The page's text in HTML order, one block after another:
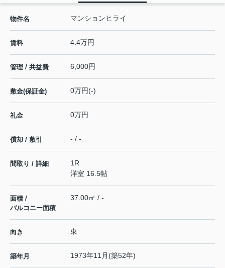
物件名 マンションヒライ
賃料 4.4万円
管理 / 共益費 6,000円
敷金(保証金) 0万円(-)
礼金 0万円
償却 / 敷引 - / -
間取り / 詳細
1R
洋室 16.5帖
面積 /
バルコニー面積
37.00㎡ / -
向き 東
築年月 1973年11月(築52年)